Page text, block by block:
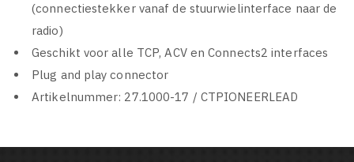
(connectiestekker vanaf de stuurwielinterface naar de
radio)
Geschikt voor alle TCP, ACV en Connects2 interfaces
Plug and play connector
Artikelnummer: 27.1000-17 / CTPIONEERLEAD